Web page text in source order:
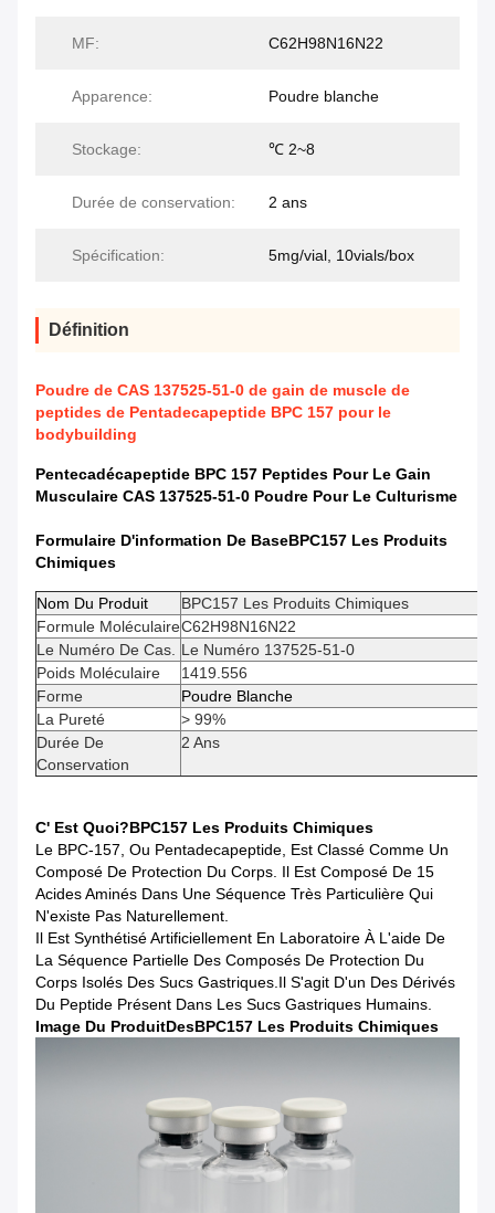
MF: C62H98N16N22
Apparence: Poudre blanche
Stockage: ℃ 2~8
Durée de conservation: 2 ans
Spécification: 5mg/vial, 10vials/box
Définition
Poudre de CAS 137525-51-0 de gain de muscle de
peptides de Pentadecapeptide BPC 157 pour le
bodybuilding
Pentecadécapeptide BPC 157 Peptides Pour Le Gain
Musculaire CAS 137525-51-0 Poudre Pour Le Culturisme
Formulaire D'information De BaseBPC157 Les Produits
Chimiques
Nom Du Produit
BPC157 Les Produits Chimiques
Formule MoléculaireC62H98N16N22
Le Numéro De Cas. Le Numéro 137525-51-0
Poids Moléculaire
1419.556
Forme
Poudre Blanche
La Pureté
> 99%
Durée De
Conservation
2 Ans
C' Est Quoi?BPC157 Les Produits Chimiques
Le BPC-157, Ou Pentadecapeptide, Est Classé Comme Un
Composé De Protection Du Corps. Il Est Composé De 15
Acides Aminés Dans Une Séquence Très Particulière Qui
N'existe Pas Naturellement.
Il Est Synthétisé Artificiellement En Laboratoire À L'aide De
La Séquence Partielle Des Composés De Protection Du
Corps Isolés Des Sucs Gastriques.il S'agit D'un Des Dérivés
Du Peptide Présent Dans Les Sucs Gastriques Humains.
Image Du ProduitDesBPC157 Les Produits Chimiques